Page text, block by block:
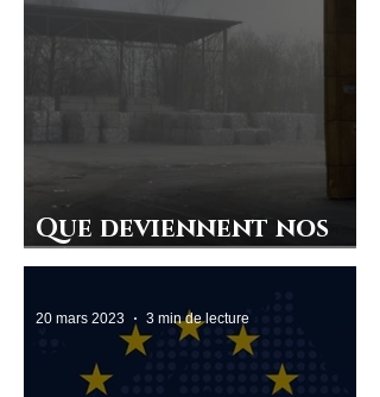
Que deviennent nos
déchets ?
20 mars 2023 3 min de lecture